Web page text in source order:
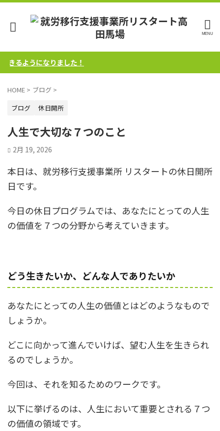
ようになりました！
HOME > ブログ >
ブログ
休日開所
人生で大切な７つのこと
2月 19, 2026
本日は、就労移行支援事業所 リスタートの休日開所
日です。
今日の休日プログラムでは、あなたにとっての人生
の価値を７つの分野から考えていきます。
どう生きたいか、どんな人でありたいか
あなたにとっての人生の価値とはどのようなもので
しょうか。
どこに向かって進んでいけば、望む人生を生きられ
るのでしょうか。
今回は、それを知るためのワークです。
以下に挙げるのは、人生において重要とされる７つ
の価値の領域です。